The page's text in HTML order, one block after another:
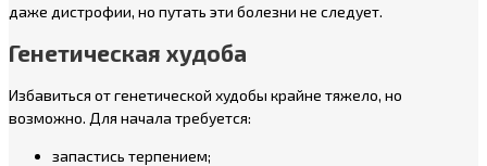
даже дистрофии, но путать эти болезни не следует.
Генетическая худоба
Избавиться от генетической худобы крайне тяжело, но
возможно. Для начала требуется:
запастись терпением;